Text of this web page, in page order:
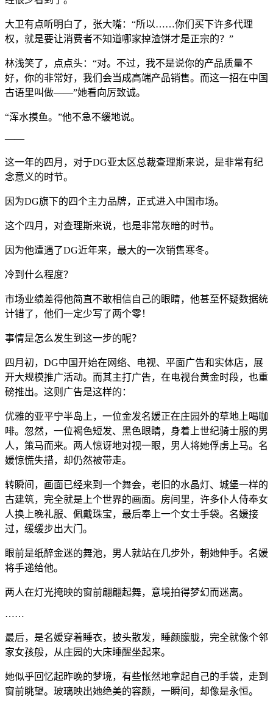
大卫有点听明白了，张大嘴：“所以……你们买下许多代理
权，就是要让消费者不知道哪家掉渣饼才是正宗的？”
林浅笑了，点点头：“对。不过，我不是说你的产品质量不
好，你的非常好，我们会当成高端产品销售。而这一招在中国
古语里叫做——”她看向厉致诚。
“浑水摸鱼。”他不急不缓地说。
——
这一年的四月，对于DG亚太区总裁查理斯来说，是非常有纪
念意义的时节。
因为DG旗下的四个主力品牌，正式进入中国市场。
这个四月，对查理斯来说，也是非常灰暗的时节。
因为他遭遇了DG近年来，最大的一次销售寒冬。
冷到什么程度？
市场业绩差得他简直不敢相信自己的眼睛，他甚至怀疑数据统
计错了，他们一定少写了两个零！
事情是怎么发生到这一步的呢？
四月初，DG中国开始在网络、电视、平面广告和实体店，展
开大规模推广活动。而其主打广告，在电视台黄金时段，也重
磅推出。这则广告是这样的：
优雅的亚平宁半岛上，一位金发名媛正在庄园外的草地上喝咖
啡。忽然，一位褐色短发、黑色眼睛，身着上世纪骑士服的男
人，策马而来。两人惊讶地对视一眼，男人将她俘虏上马。名
媛惊慌失措，却仍然被带走。
转瞬间，画面已经来到一个舞会，老旧的水晶灯、城堡一样的
古建筑，完全就是上个世界的画面。房间里，许多仆人侍奉女
人换上晚礼服、佩戴珠宝，最后奉上一个女士手袋。名媛接
过，缓缓步出大门。
眼前是纸醉金迷的舞池，男人就站在几步外，朝她伸手。名媛
将手递给他。
两人在灯光掩映的窗前翩翩起舞，意境拍得梦幻而迷离。
……
最后，是名媛穿着睡衣，披头散发，睡颜朦胧，完全就像个邻
家女孩般，从庄园的大床睡醒坐起来。
她似乎回忆起昨晚的梦境，有些怅然地拿起自己的手袋，走到
窗前眺望。玻璃映出她绝美的容颜，一瞬间，却像是永恒。